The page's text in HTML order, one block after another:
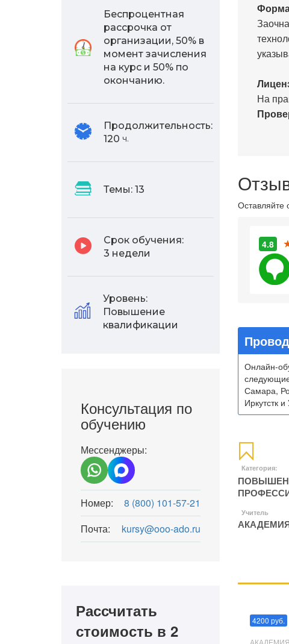
Беспроцентная
рассрочка от
организации, 50% в
момент зачисления
на курс и 50% по
окончанию.
Продолжительность:
120 ч.
Темы: 13
Срок обучения:
3 недели
Уровень:
Повышение
квалификации
Консультация по
обучению
Мессенджеры:
Номер:
8 (800) 101-57-21
Почта:
kursy@ooo-ado.ru
Рассчитать
стоимость в 2
На
Оставляйте
4.8
Онлайн-
Самара,
Иркутстк
Категория:
Учитель
4200 руб.